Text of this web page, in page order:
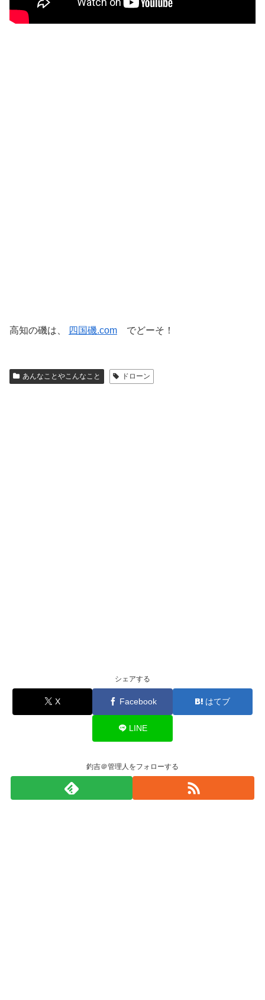
高知の磯は、 四国磯.com でどーそ！
あんなことやこんなこと ドローン
シェアする
X Facebook はてブ
LINE
釣吉＠管理人をフォローする